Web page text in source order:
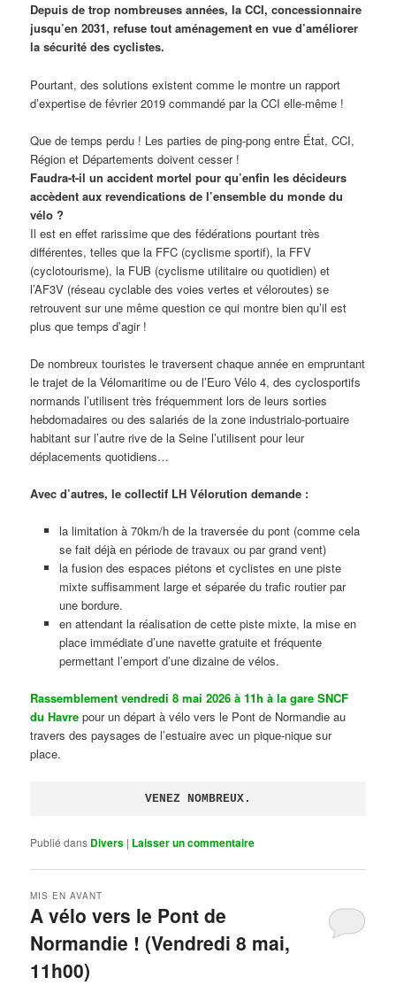
Depuis de trop nombreuses années, la CCI, concessionnaire
jusqu’en 2031, refuse tout aménagement en vue d’améliorer
la sécurité des cyclistes.
Pourtant, des solutions existent comme le montre un rapport
d’expertise de février 2019 commandé par la CCI elle-même !
Que de temps perdu ! Les parties de ping-pong entre État, CCI,
Région et Départements doivent cesser !
Faudra-t-il un accident mortel pour qu’enfin les décideurs
accèdent aux revendications de l’ensemble du monde du
vélo ?
Il est en effet rarissime que des fédérations pourtant très
différentes, telles que la FFC (cyclisme sportif), la FFV
(cyclotourisme), la FUB (cyclisme utilitaire ou quotidien) et
l’AF3V (réseau cyclable des voies vertes et véloroutes) se
retrouvent sur une même question ce qui montre bien qu’il est
plus que temps d’agir !
De nombreux touristes le traversent chaque année en empruntant
le trajet de la Vélomaritime ou de l’Euro Vélo 4, des cyclosportifs
normands l’utilisent très fréquemment lors de leurs sorties
hebdomadaires ou des salariés de la zone industrialo-portuaire
habitant sur l’autre rive de la Seine l’utilisent pour leur
déplacements quotidiens…
Avec d’autres, le collectif LH Vélorution demande :
la limitation à 70km/h de la traversée du pont (comme cela
se fait déjà en période de travaux ou par grand vent)
la fusion des espaces piétons et cyclistes en une piste
mixte suffisamment large et séparée du trafic routier par
une bordure.
en attendant la réalisation de cette piste mixte, la mise en
place immédiate d’une navette gratuite et fréquente
permettant l’emport d’une dizaine de vélos.
Rassemblement vendredi 8 mai 2026 à 11h à la gare SNCF
du Havre pour un départ à vélo vers le Pont de Normandie au
travers des paysages de l’estuaire avec un pique-nique sur
place.
VENEZ NOMBREUX.
Publié dans Divers | Laisser un commentaire
A vélo vers le Pont de
Normandie ! (Vendredi 8 mai,
11h00)
MIS EN AVANT